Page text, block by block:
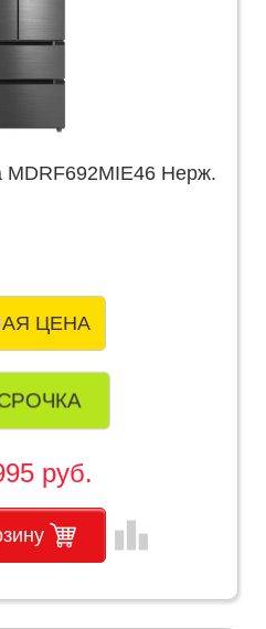
MDRF692MIE46 Нерж.
ЦЕНА
руб.
leaderboard